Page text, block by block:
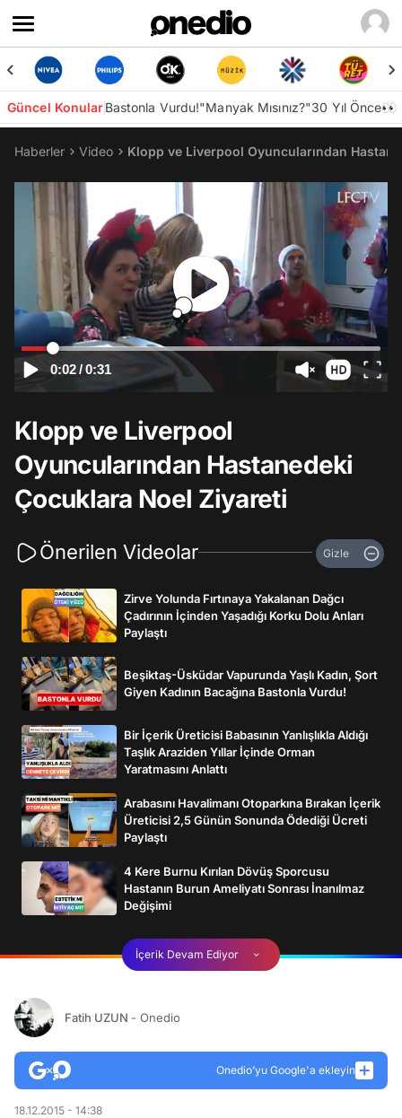
Güncel KonularBastonla Vurdu!"Manyak Mısınız?"30 Yıl Önce👀
Haberler Video Klopp ve Liverpool Oyuncularından
0:02/0:31
Klopp ve Liverpool
Oyuncularından Hastanedeki
Çocuklara Noel Ziyareti
Önerilen Videolar Gizle
Zirve Yolunda Fırtınaya Yakalanan Dağcı
Çadırının İçinden Yaşadığı Korku Dolu Anları
Paylaştı
Beşiktaş-Üsküdar Vapurunda Yaşlı Kadın, Şort
Giyen Kadının Bacağına Bastonla Vurdu!
Bir İçerik Üreticisi Babasının Yanlışlıkla Aldığı
Taşlık Araziden Yıllar İçinde Orman
Yaratmasını Anlattı
Arabasını Havalimanı Otoparkına Bırakan İçerik
Üreticisi 2,5 Günün Sonunda Ödediği Ücreti
Paylaştı
4 Kere Burnu Kırılan Dövüş Sporcusu
Hastanın Burun Ameliyatı Sonrası İnanılmaz
Değişimi
İçerik Devam Ediyor
Fatih UZUN - Onedio
Onedio’yu Google'a ekleyin
18.12.2015 - 14:38